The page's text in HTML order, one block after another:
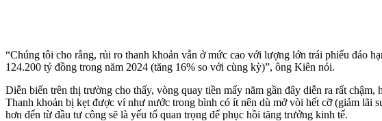
“Chúng tôi cho rằng, rủi ro thanh khoản vẫn ở mức cao với lượng lớn trái phiếu đáo
124.200 tỷ đồng trong năm 2024 (tăng 16% so với cùng kỳ)”, ông Kiên nói.
Diễn biến trên thị trường cho thấy, vòng quay tiền mấy năm gần đây diễn ra rất
Thanh khoản bị kẹt được ví như nước trong bình có ít nên dù mở vòi hết cỡ (giảm lãi
hơn đến từ đầu tư công sẽ là yếu tố quan trọng để phục hồi tăng trưởng kinh tế.